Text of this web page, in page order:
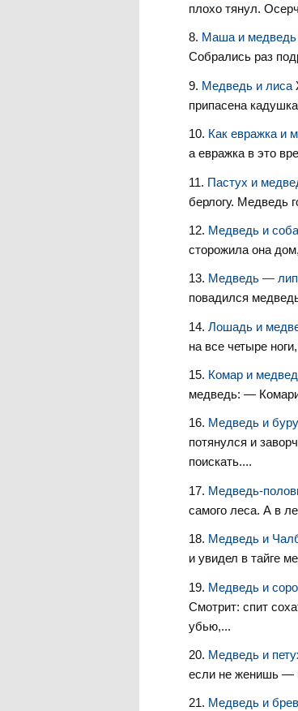
плохо тянул.
Маша и медведь
Собрались раз
Медведь и лиса
припасена
Как евражка и
а евражка в это
Пастух и
берлогу. Медведь
Медведь и
сторожила она
Медведь —
повадился
Лошадь и
на все четыре
Комар и
медведь: —
Медведь и
потянул­ся и
поискать....
Медведь-
самого леса. А в
Медведь и
и увидел в тайге
Медведь и
Смотрит: спит
убью,...
Медведь и
если не женишь —
Медведь и